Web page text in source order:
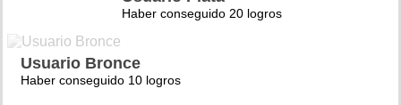
Haber conseguido 20 logros
Usuario Bronce
Haber conseguido 10 logros